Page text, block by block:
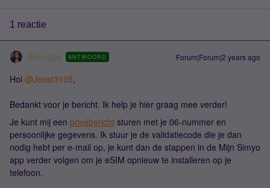
1 reactie
Roeqajja ANTWOORD Forum|Forum|2 years ago
Hoi @Joost3105,
Bedankt voor je bericht. Ik help je hier graag mee verder!
Je kunt mij een privébericht sturen met je 06-nummer en
persoonlijke gegevens. Ik stuur je de validatiecode die je dan
nodig hebt per e-mail op, je kunt dan de stappen in de Mijn Simyo
app verder volgen om je eSIM opnieuw te installeren op je
telefoon.